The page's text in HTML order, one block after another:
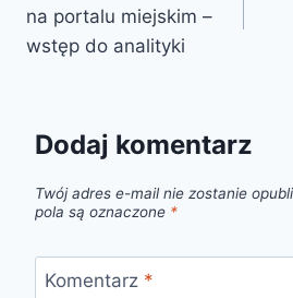
na portalu miejskim –
wstęp do analityki
Dodaj komentarz
Twój adres e-mail nie zostanie
pola są oznaczone *
Komentarz *